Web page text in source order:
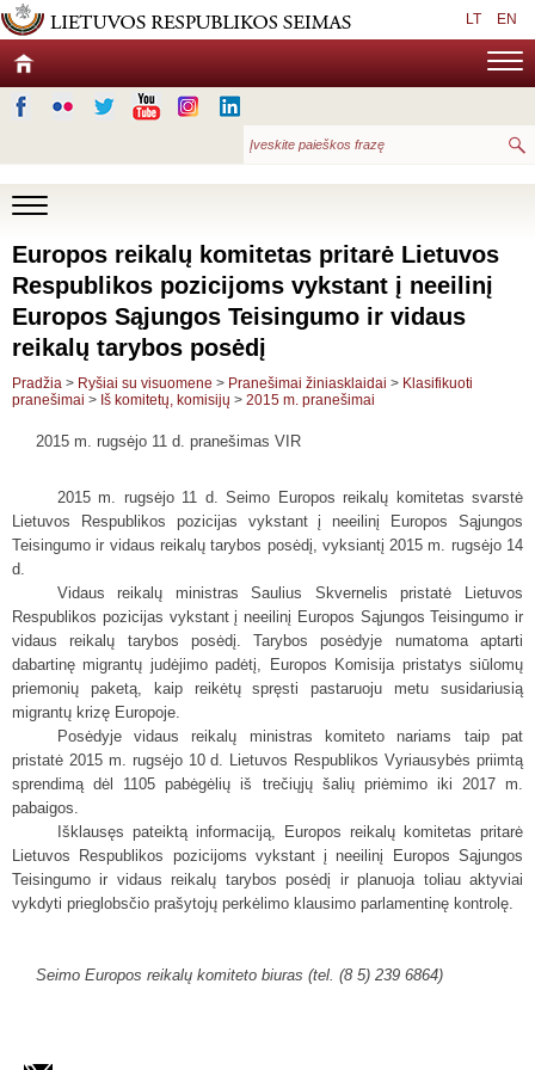
LT EN
Europos reikalų komitetas pritarė Lietuvos
Respublikos pozicijoms vykstant į neeilinį
Europos Sąjungos Teisingumo ir vidaus
reikalų tarybos posėdį
Pradžia > Ryšiai su visuomene > Pranešimai žiniasklaidai > Klasifikuoti
pranešimai > Iš komitetų, komisijų > 2015 m. pranešimai
2015 m. rugsėjo 11 d. pranešimas VIR
2015 m. rugsėjo 11 d. Seimo Europos reikalų komitetas svarstė
Lietuvos Respublikos pozicijas vykstant į neeilinį Europos Sąjungos
Teisingumo ir vidaus reikalų tarybos posėdį, vyksiantį 2015 m. rugsėjo 14
d.
Vidaus reikalų ministras Saulius Skvernelis pristatė Lietuvos
Respublikos pozicijas vykstant į neeilinį Europos Sąjungos Teisingumo ir
vidaus reikalų tarybos posėdį. Tarybos posėdyje numatoma aptarti
dabartinę migrantų judėjimo padėtį, Europos Komisija pristatys siūlomų
priemonių paketą, kaip reikėtų spręsti pastaruoju metu susidariusią
migrantų krizę Europoje.
Posėdyje vidaus reikalų ministras komiteto nariams taip pat
pristatė 2015 m. rugsėjo 10 d. Lietuvos Respublikos Vyriausybės priimtą
sprendimą dėl 1105 pabėgėlių iš trečiųjų šalių priėmimo iki 2017 m.
pabaigos.
Išklausęs pateiktą informaciją, Europos reikalų komitetas pritarė
Lietuvos Respublikos pozicijoms vykstant į neeilinį Europos Sąjungos
Teisingumo ir vidaus reikalų tarybos posėdį ir planuoja toliau aktyviai
vykdyti prieglobsčio prašytojų perkėlimo klausimo parlamentinę kontrolę.
Seimo Europos reikalų komiteto biuras (tel. (8 5) 239 6864)